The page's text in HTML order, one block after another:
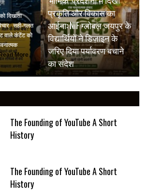
दिखाता
सही-गलत
वाले कंटेंट को
More
प्रकृति और विकास का
आईना: NIF ग्लोबल जयपुर के
विद्यार्थियों ने डिज़ाइन के
जरिए दिया पर्यावरण बचाने
का संदेश
The Founding of YouTube A Short
History
The Founding of YouTube A Short
History